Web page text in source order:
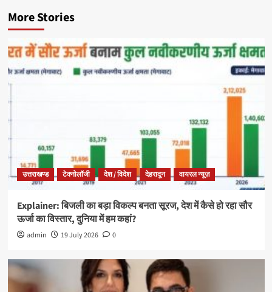
More Stories
उत्तराखण्ड टेक्नोलॉजी देश / विदेश देहरादून वायरल न्यूज़
Explainer: बिजली का बड़ा विकल्प बनता सूरज, देश में कैसे हो रहा सौर
ऊर्जा का विस्तार, दुनिया में हम कहां?
admin 19 July 2026 0